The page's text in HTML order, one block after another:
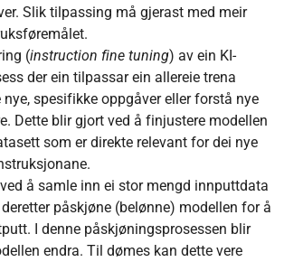
Slik tilpassing må gjerast med meir
(instruction fine tuning) av ein KI-
der ein tilpassar ein allereie trena
spesifikke oppgåver eller forstå nye
Dette blir gjort ved å finjustere modellen
som er direkte relevant for dei nye
å samle inn ei stor mengd innputtdata
påskjøne (belønne) modellen for å
I denne påskjøningsprosessen blir
endra. Til dømes kan dette vere